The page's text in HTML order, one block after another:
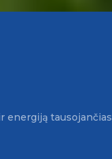
energiją